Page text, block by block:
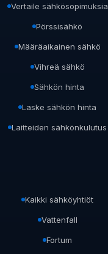
Vertaile sähkösopimuksia
Pörssisähkö
Määräaikainen sähkö
Vihreä sähkö
Sähkön hinta
Laske sähkön hinta
Laitteiden sähkönkulutus
Kaikki sähköyhtiöt
Vattenfall
Fortum